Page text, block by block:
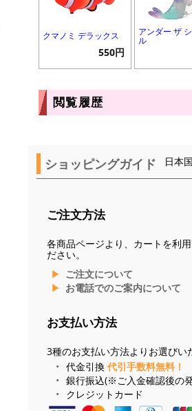
クマノミ デラックス
550円
アンダー ザ
ル
閲覧履歴
ショッピングガイド 日本
ご注文方法
各商品ページより、カートを利
ださい。
ご注文について
お電話でのご案内について
お支払い方法
3種のお支払い方法よりお選びい
代金引換 代引手数料無料！
銀行振込(※ご入金確認後の
クレジットカード